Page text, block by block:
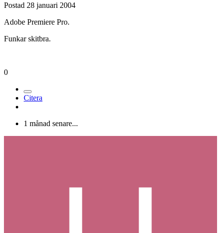
Postad 28 januari 2004
Adobe Premiere Pro.
Funkar skitbra.
0
Citera
1 månad senare...